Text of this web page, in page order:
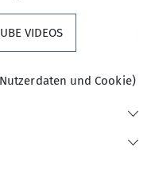
VIDEOS
und Cookie)